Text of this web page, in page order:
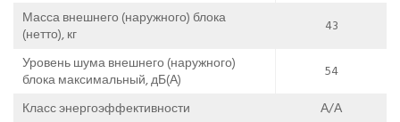
Масса внешнего (наружного) блока
(нетто), кг
43
Уровень шума внешнего (наружного)
блока максимальный, дБ(А)
54
Класс энергоэффективности
А/А